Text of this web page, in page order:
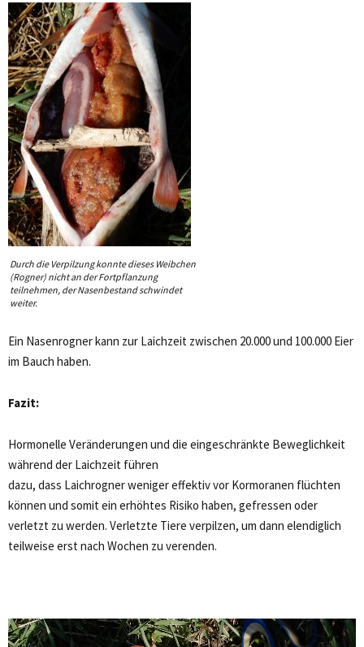
Durch die Verpilzung konnte dieses Weibchen
(Rogner) nicht an der Fortpflanzung
teilnehmen, der Nasenbestand schwindet
weiter.
Ein Nasenrogner kann zur Laichzeit zwischen 20.000 und 100.000 Eier
im Bauch haben.
Fazit:
Hormonelle Veränderungen und die eingeschränkte Beweglichkeit
während der Laichzeit führen
dazu, dass Laichrogner weniger effektiv vor Kormoranen flüchten
können und somit ein erhöhtes Risiko haben, gefressen oder
verletzt zu werden. Verletzte Tiere verpilzen, um dann elendiglich
teilweise erst nach Wochen zu verenden.
Video-
Player